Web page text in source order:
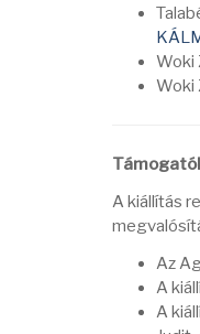
Woki
Woki
A kiállítás
Az
A
A